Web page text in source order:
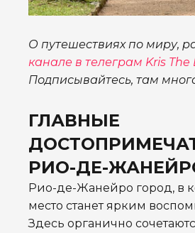
О путешествиях по миру,
канале в телеграм Kris The
Подписывайтесь, там
ГЛАВНЫЕ
РИО-ДЕ-
Рио-де-Жанейро город, в
место станет ярким
Здесь органично